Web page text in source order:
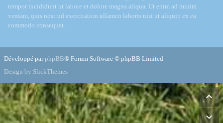
tempor incididunt ut labore et dolore magna aliqua. Ut enim ad minim
veniam, quis nostrud exercitation ullamco laboris nisi ut aliquip ex ea
commodo consequat.
Développé parphpBB® Forum Software © phpBB Limited
Design by SlickThemes